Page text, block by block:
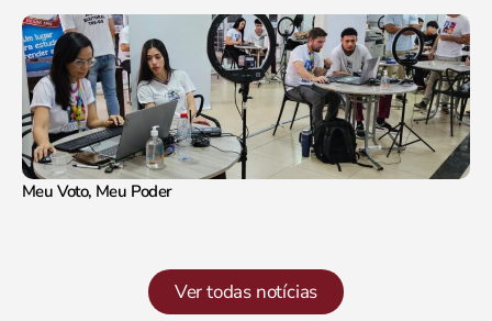
Meu Voto, Meu Poder
Ver todas notícias